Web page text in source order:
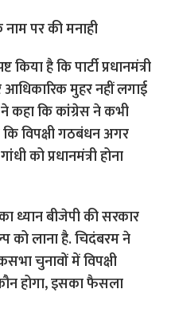
पर की मनाही
है कि पार्टी प्रधानमंत्री
मुहर नहीं लगाई
ने कहा कि कांग्रेस ने कभी
विपक्षी गठबंधन अगर
को प्रधानमंत्री होना
ध्यान बीजेपी की सरकार
को लाना है. चिदंबरम ने
चुनावों में विपक्षी
होगा, इसका फैसला